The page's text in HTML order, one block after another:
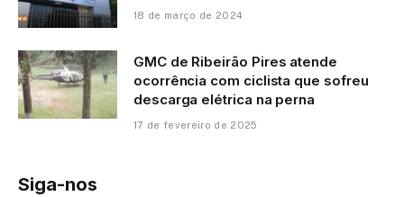
18 de março de 2024
GMC de Ribeirão Pires atende
ocorrência com ciclista que sofreu
descarga elétrica na perna
17 de fevereiro de 2025
Siga-nos